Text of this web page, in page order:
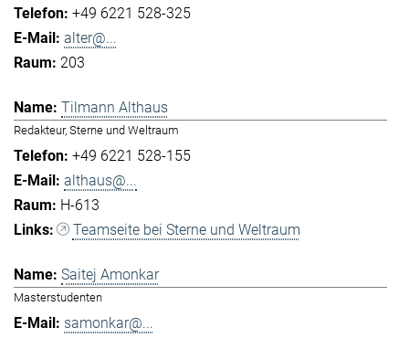
+49 6221 528-325
alter@...
203
Tilmann Althaus
Redakteur, Sterne und Weltraum
+49 6221 528-155
althaus@...
H-613
Teamseite bei Sterne und Weltraum
Saitej Amonkar
Masterstudenten
samonkar@...